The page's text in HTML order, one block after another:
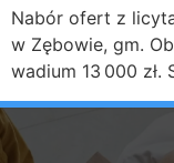
Nabór ofert z
w Zębowie, gm.
wadium 13 000 zł.